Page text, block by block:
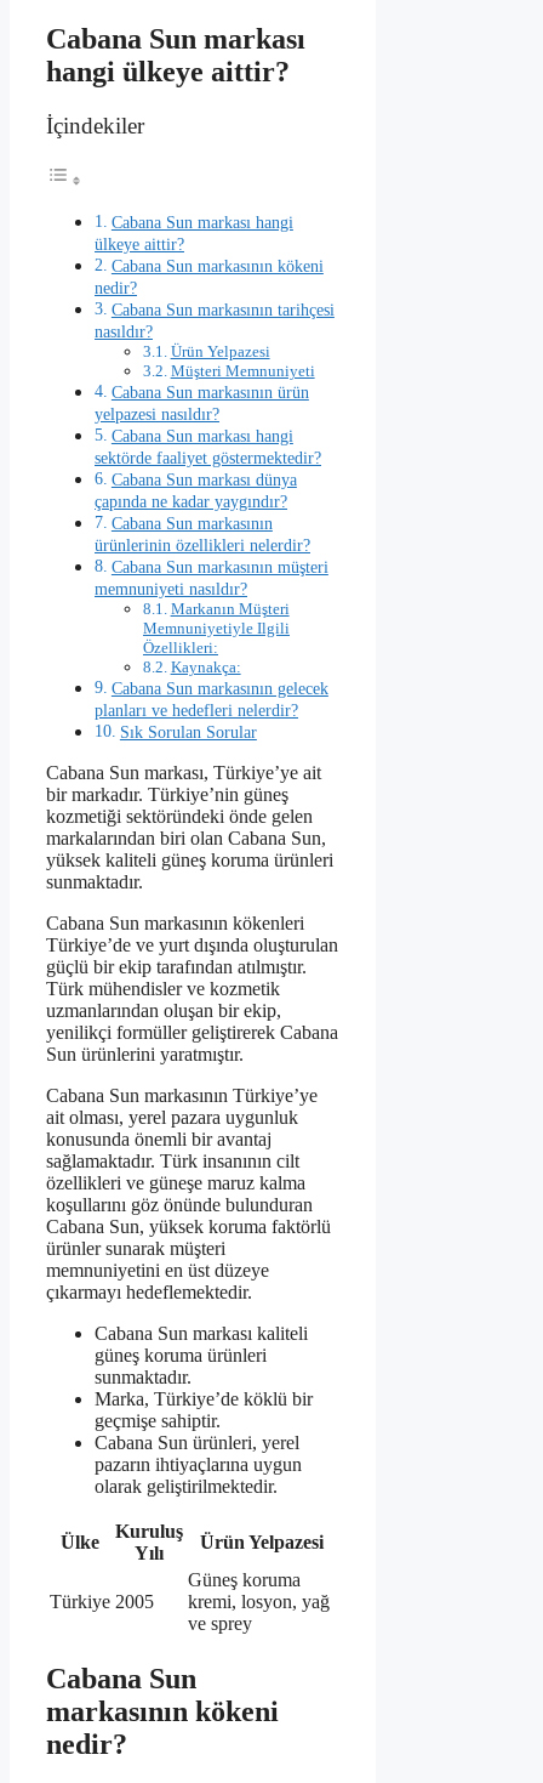
Cabana Sun markası
hangi ülkeye aittir?
İçindekiler
Cabana Sun markası hangi
ülkeye aittir?
Cabana Sun markasının kökeni
nedir?
Cabana Sun markasının tarihçesi
nasıldır?
Ürün Yelpazesi
Müşteri Memnuniyeti
Cabana Sun markasının ürün
yelpazesi nasıldır?
Cabana Sun markası hangi
sektörde faaliyet göstermektedir?
Cabana Sun markası dünya
çapında ne kadar yaygındır?
Cabana Sun markasının
ürünlerinin özellikleri nelerdir?
Cabana Sun markasının müşteri
memnuniyeti nasıldır?
Markanın Müşteri
Memnuniyetiyle Ilgili
Özellikleri:
Kaynakça:
Cabana Sun markasının gelecek
planları ve hedefleri nelerdir?
Sık Sorulan Sorular
Cabana Sun markası, Türkiye’ye ait
bir markadır. Türkiye’nin güneş
kozmetiği sektöründeki önde gelen
markalarından biri olan Cabana Sun,
yüksek kaliteli güneş koruma ürünleri
sunmaktadır.
Cabana Sun markasının kökenleri
Türkiye’de ve yurt dışında oluşturulan
güçlü bir ekip tarafından atılmıştır.
Türk mühendisler ve kozmetik
uzmanlarından oluşan bir ekip,
yenilikçi formüller geliştirerek Cabana
Sun ürünlerini yaratmıştır.
Cabana Sun markasının Türkiye’ye
ait olması, yerel pazara uygunluk
konusunda önemli bir avantaj
sağlamaktadır. Türk insanının cilt
özellikleri ve güneşe maruz kalma
koşullarını göz önünde bulunduran
Cabana Sun, yüksek koruma faktörlü
ürünler sunarak müşteri
memnuniyetini en üst düzeye
çıkarmayı hedeflemektedir.
Cabana Sun markası kaliteli
güneş koruma ürünleri
sunmaktadır.
Marka, Türkiye’de köklü bir
geçmişe sahiptir.
Cabana Sun ürünleri, yerel
pazarın ihtiyaçlarına uygun
olarak geliştirilmektedir.
Ülke
Kuruluş
Yılı
Ürün Yelpazesi
Türkiye 2005
Güneş koruma
kremi, losyon, yağ
ve sprey
Cabana Sun
markasının kökeni
nedir?